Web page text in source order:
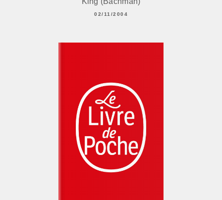
02/11/2004